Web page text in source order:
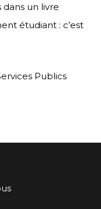
un livre
étudiant : c’est
Publics